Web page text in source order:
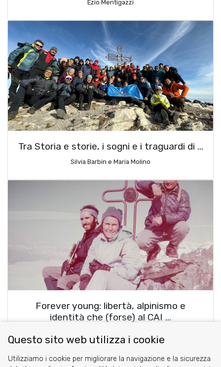
Ezio Mentigazzi
Tra Storia e storie, i sogni e i traguardi di …
Silvia Barbin e Maria Molino
Forever young: libertà, alpinismo e
identità che (forse) al CAI …
blog comments powered byDisqus
Questo sito web utilizza i cookie
Utilizziamo i cookie per migliorare la navigazione e la sicurezza